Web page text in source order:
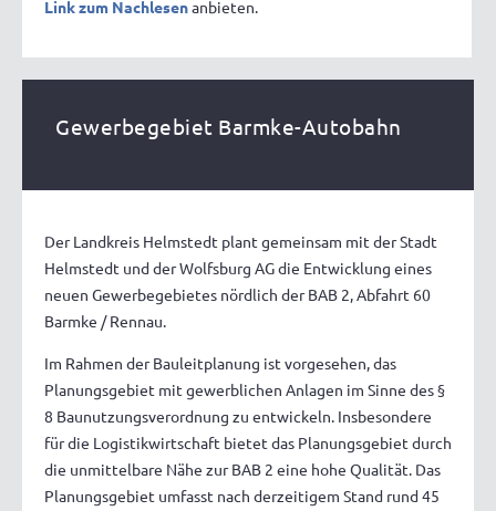
Link zum Nachlesenanbieten.
Gewerbegebiet Barmke-Autobahn
Der Landkreis Helmstedt plant gemeinsam mit der Stadt
Helmstedt und der Wolfsburg AG die Entwicklung eines
neuen Gewerbegebietes nördlich der BAB 2, Abfahrt 60
Barmke / Rennau.
Im Rahmen der Bauleitplanung ist vorgesehen, das
Planungsgebiet mit gewerblichen Anlagen im Sinne des §
8 Baunutzungsverordnung zu entwickeln. Insbesondere
für die Logistikwirtschaft bietet das Planungsgebiet durch
die unmittelbare Nähe zur BAB 2 eine hohe Qualität. Das
Planungsgebiet umfasst nach derzeitigem Stand rund 45